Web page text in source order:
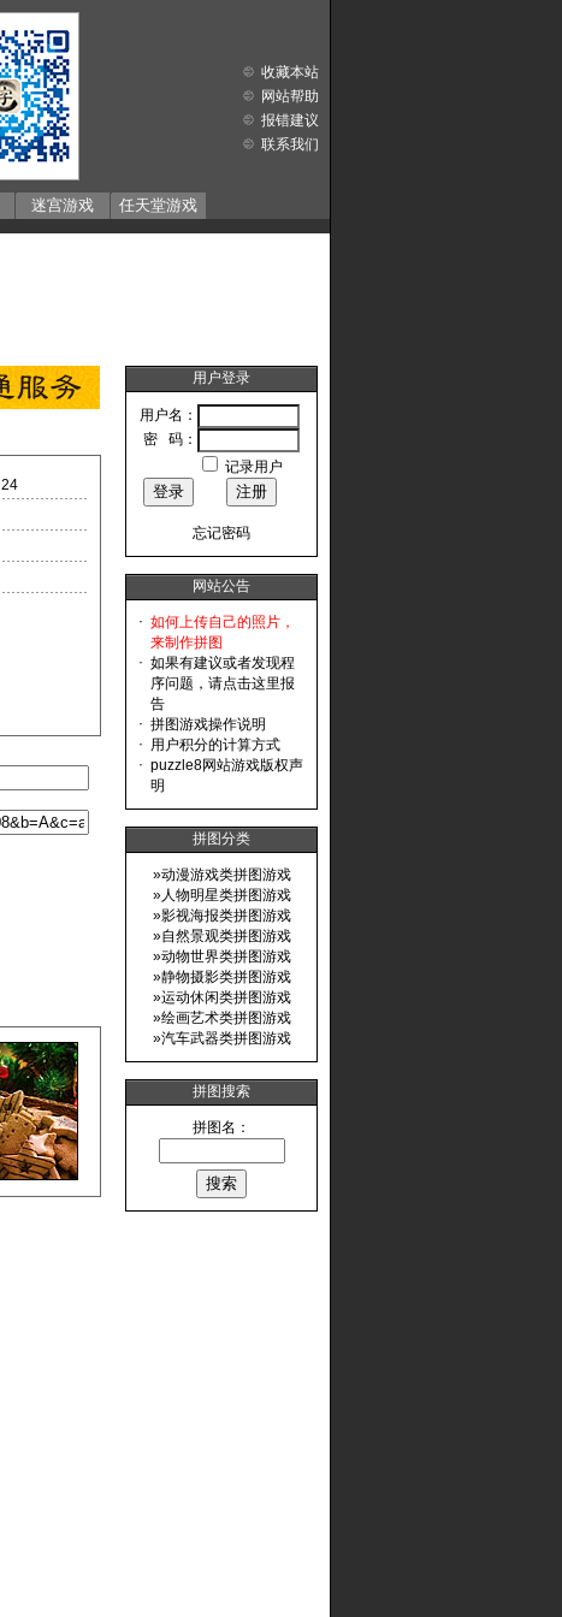
迷宫游戏 任天堂游戏
收藏本站
网站帮助
报错建议
联系我们
24
用户登录
用户名：
密 码：
记录用户
忘记密码
网站公告
· 如何上传自己的照片，
来制作拼图
· 如果有建议或者发现程
序问题，请点击这里报
告
· 拼图游戏操作说明
· 用户积分的计算方式
· puzzle8网站游戏版权声
明
拼图分类
»动漫游戏类拼图游戏
»人物明星类拼图游戏
»影视海报类拼图游戏
»自然景观类拼图游戏
»动物世界类拼图游戏
»静物摄影类拼图游戏
»运动休闲类拼图游戏
»绘画艺术类拼图游戏
»汽车武器类拼图游戏
拼图搜索
拼图名：